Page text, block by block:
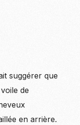
suggérer que
de
en arrière.